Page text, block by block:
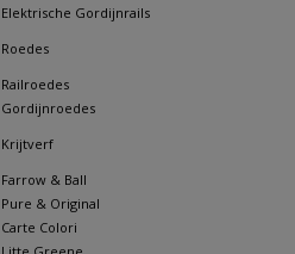
Elektrische Gordijnrails
Roedes
Railroedes
Gordijnroedes
Krijtverf
Farrow & Ball
Pure & Original
Carte Colori